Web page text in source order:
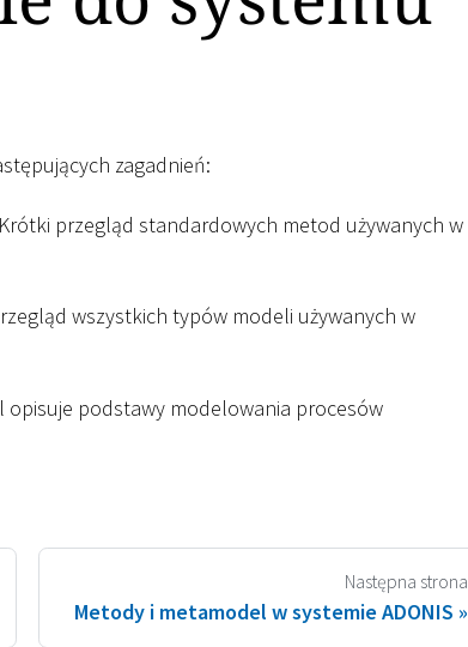
zagadnień:
przegląd standardowych metod używanych w
wszystkich typów modeli używanych w
opisuje podstawy modelowania procesów
Następna strona
Metody i metamodel w systemie ADONIS